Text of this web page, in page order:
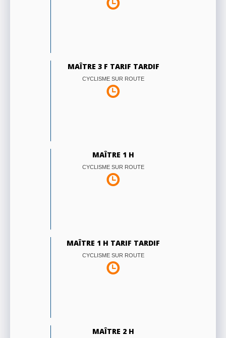
MAÎTRE 3 F TARIF TARDIF
CYCLISME SUR ROUTE
MAÎTRE 1 H
CYCLISME SUR ROUTE
MAÎTRE 1 H TARIF TARDIF
CYCLISME SUR ROUTE
MAÎTRE 2 H